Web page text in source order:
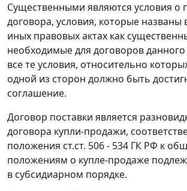
Существенными являются условия о
договора, условия, которые названы
иных правовых актах как
необходимые для договоров данного
все те условия, относительно
одной из сторон должно быть
соглашение.
Договор поставки является
договора купли-продажи,
положения ст.ст. 506 - 534 ГК РФ к
положениям о купле-продаже
в субсидиарном порядке.